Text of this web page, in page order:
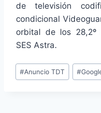
de televisión
condicional
orbital de los
SES Astra.
Etiquetas
de
#Anuncio TDT #